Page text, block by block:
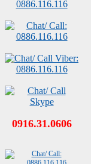
0916.31.0606